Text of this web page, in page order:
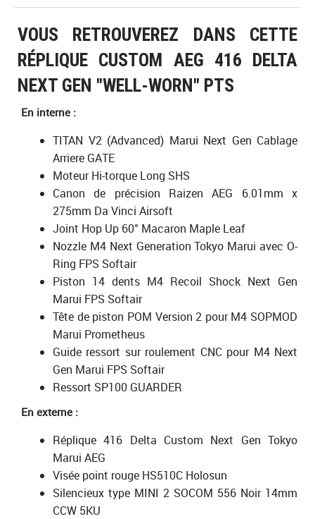
VOUS RETROUVEREZ DANS CETTE
RÉPLIQUE CUSTOM AEG 416 DELTA
NEXT GEN "WELL-WORN" PTS
En interne :
TITAN V2 (Advanced) Marui Next Gen Cablage
Arriere GATE
Moteur Hi-torque Long SHS
Canon de précision Raizen AEG 6.01mm x
275mm Da Vinci Airsoft
Joint Hop Up 60° Macaron Maple Leaf
Nozzle M4 Next Generation Tokyo Marui avec O-
Ring FPS Softair
Piston 14 dents M4 Recoil Shock Next Gen
Marui FPS Softair
Tête de piston POM Version 2 pour M4 SOPMOD
Marui Prometheus
Guide ressort sur roulement CNC pour M4 Next
Gen Marui FPS Softair
Ressort SP100 GUARDER
En externe :
Réplique 416 Delta Custom Next Gen Tokyo
Marui AEG
Visée point rouge HS510C Holosun
Silencieux type MINI 2 SOCOM 556 Noir 14mm
CCW 5KU